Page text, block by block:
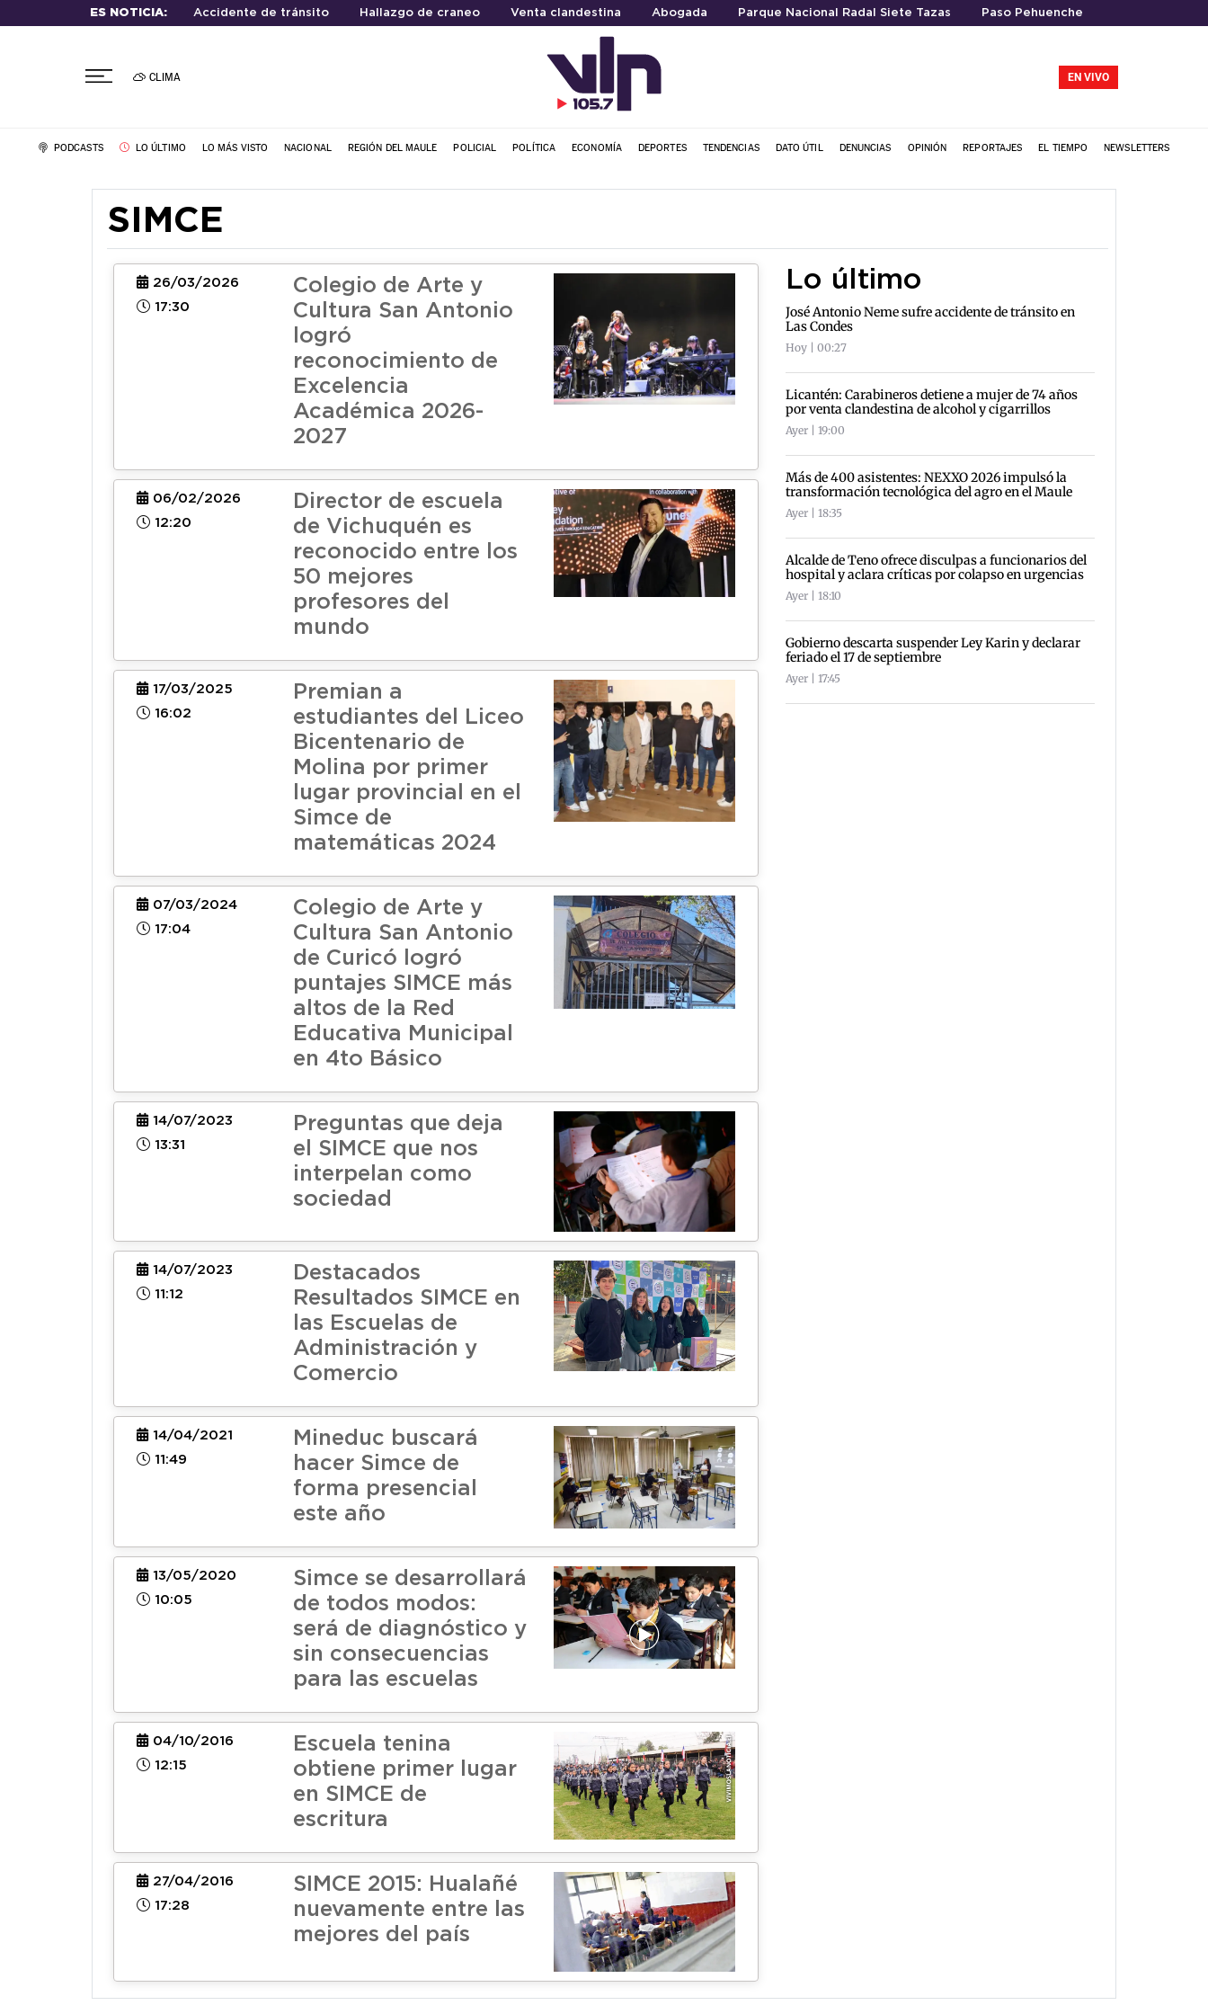
ES NOTICIA: Accidente de tránsito Hallazgo de craneo Venta clandestina Abogada Parque Nacional Radal Siete Tazas Paso Pehuenche
CLIMA EN VIVO
PODCASTS LO ÚLTIMO LO MÁS VISTO NACIONAL REGIÓN DEL MAULE POLICIAL POLÍTICA ECONOMÍA DEPORTES TENDENCIAS DATO ÚTIL DENUNCIAS OPINIÓN REPORTAJES EL TIEMPO NEWSLETTERS
SIMCE
26/03/2026
17:30
Colegio de Arte y
Cultura San Antonio
logró
reconocimiento de
Excelencia
Académica 2026-
2027
06/02/2026
12:20
Director de escuela
de Vichuquén es
reconocido entre los
50 mejores
profesores del
mundo
17/03/2025
16:02
Premian a
estudiantes del Liceo
Bicentenario de
Molina por primer
lugar provincial en el
Simce de
matemáticas 2024
07/03/2024
17:04
Colegio de Arte y
Cultura San Antonio
de Curicó logró
puntajes SIMCE más
altos de la Red
Educativa Municipal
en 4to Básico
14/07/2023
13:31
Preguntas que deja
el SIMCE que nos
interpelan como
sociedad
14/07/2023
11:12
Destacados
Resultados SIMCE en
las Escuelas de
Administración y
Comercio
14/04/2021
11:49
Mineduc buscará
hacer Simce de
forma presencial
este año
13/05/2020
10:05
Simce se desarrollará
de todos modos:
será de diagnóstico y
sin consecuencias
para las escuelas
04/10/2016
12:15
Escuela tenina
obtiene primer lugar
en SIMCE de
escritura
27/04/2016
17:28
SIMCE 2015: Hualañé
nuevamente entre las
mejores del país
Lo último
José Antonio Neme sufre accidente de tránsito en
Las Condes
Hoy | 00:27
Licantén: Carabineros detiene a mujer de 74 años
por venta clandestina de alcohol y cigarrillos
Ayer | 19:00
Más de 400 asistentes: NEXXO 2026 impulsó la
transformación tecnológica del agro en el Maule
Ayer | 18:35
Alcalde de Teno ofrece disculpas a funcionarios del
hospital y aclara críticas por colapso en urgencias
Ayer | 18:10
Gobierno descarta suspender Ley Karin y declarar
feriado el 17 de septiembre
Ayer | 17:45